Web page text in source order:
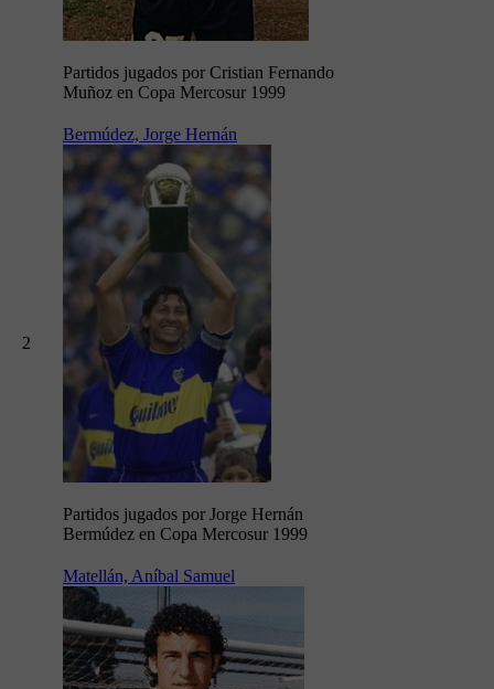
Partidos jugados por Cristian Fernando
Muñoz en Copa Mercosur 1999
2
Bermúdez, Jorge Hernán
Partidos jugados por Jorge Hernán
Bermúdez en Copa Mercosur 1999
Matellán, Aníbal Samuel